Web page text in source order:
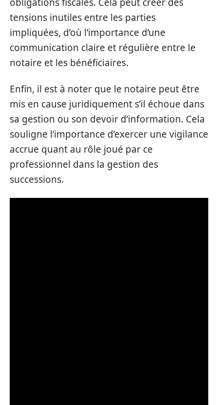
tensions inutiles entre les parties
impliquées, d’où l’importance d’une
communication claire et régulière entre le
notaire et les bénéficiaires.
Enfin, il est à noter que le notaire peut être
mis en cause juridiquement s’il échoue dans
sa gestion ou son devoir d’information. Cela
souligne l’importance d’exercer une vigilance
accrue quant au rôle joué par ce
professionnel dans la gestion des
successions.